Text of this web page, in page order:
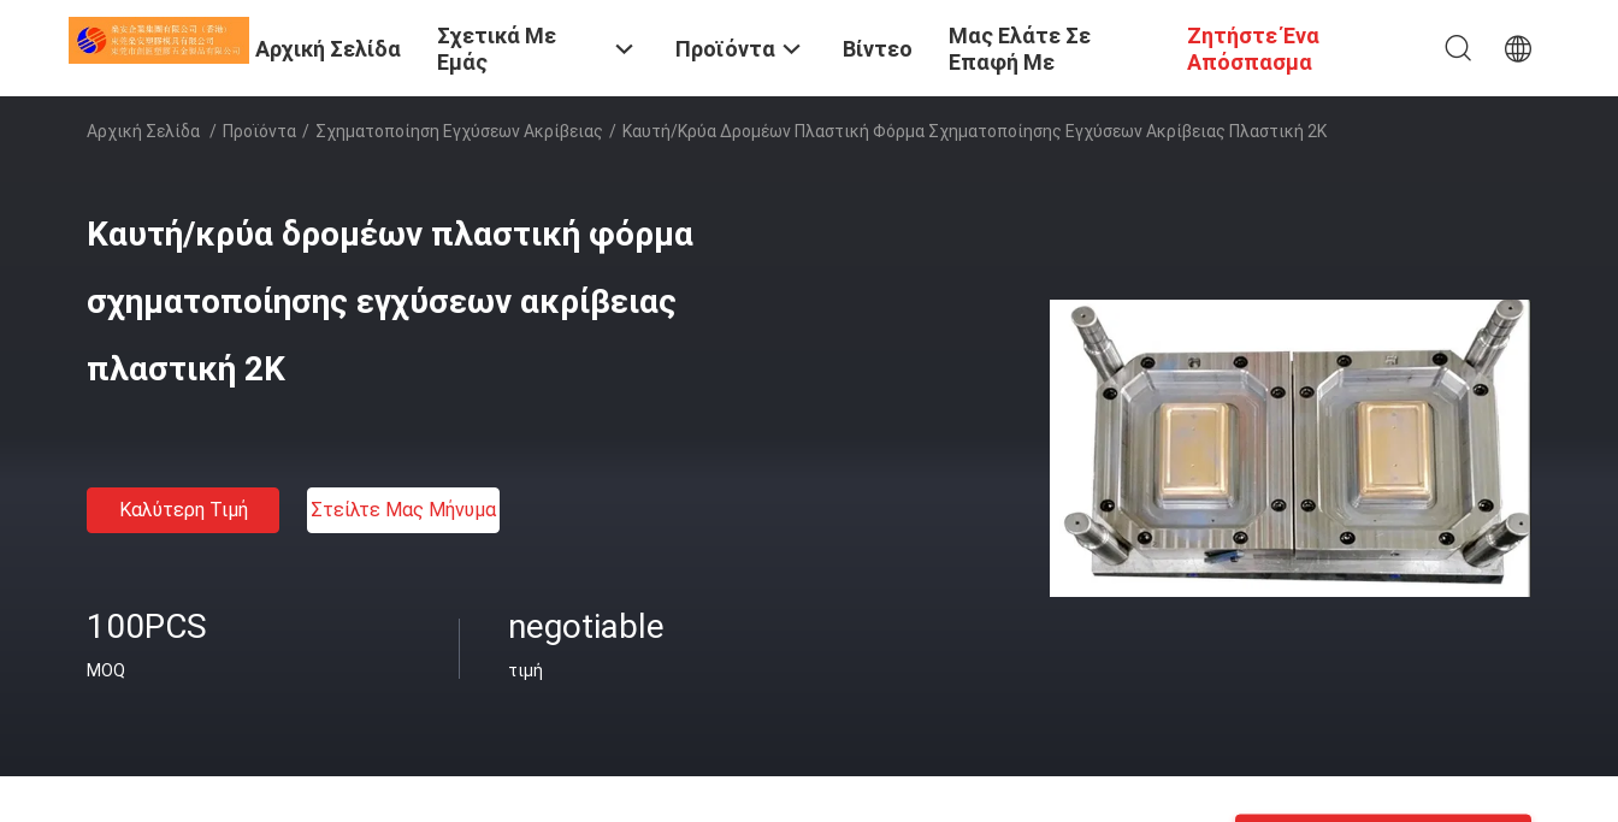
Αρχική Σελίδα
Σχετικά Με
Εμάς
Προϊόντα Βίντεο
Μας Ελάτε Σε
Επαφή Με
Ζητήστε Ένα
Απόσπασμα
Αρχική Σελίδα / Προϊόντα / Σχηματοποίηση Εγχύσεων Ακρίβειας / Καυτή/κρύα Δρομέων Πλαστική Φόρμα Σχηματοποίησης Εγχύσεων Ακρίβειας Πλαστική 2K
Καυτή/κρύα δρομέων πλαστική φόρμα
σχηματοποίησης εγχύσεων ακρίβειας
πλαστική 2K
Καλύτερη Τιμή Στείλτε Μας Μήνυμα
100PCS
MOQ
negotiable
τιμή